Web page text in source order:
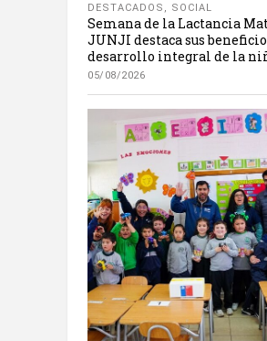
DESTACADOS SOCIAL
Semana de la Lactancia
JUNJI destaca sus
desarrollo integral de la
05/08/2026